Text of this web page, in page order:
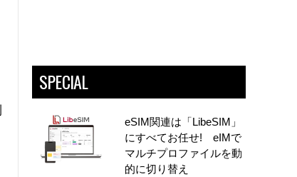
SPECIAL
eSIM関連は「LibeSIM」
にすべてお任せ! eIMで
マルチプロファイルを動
的に切り替え